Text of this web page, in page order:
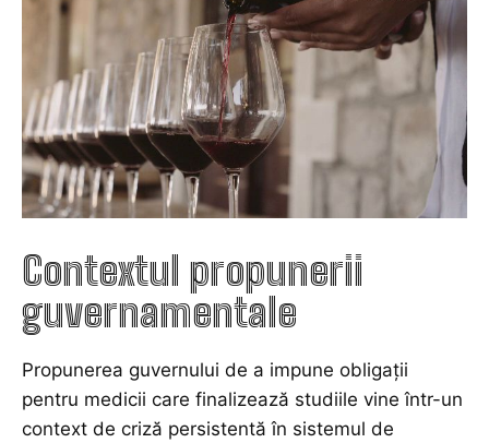
Contextul propunerii
guvernamentale
Propunerea guvernului de a impune obligații
pentru medicii care finalizează studiile vine într-un
context de criză persistentă în sistemul de